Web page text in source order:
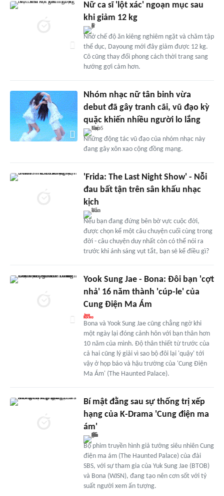
Nữ ca sĩ 'lột xác' ngoạn mục sau
khi giảm 12 kg
Nhờ chế độ ăn kiêng nghiêm ngặt và chăm tập
thể dục, Dayoung mới đây giảm được 12 kg.
Cô cũng thay đổi phong cách thời trang sang
hướng gợi cảm hơn.
Nhóm nhạc nữ tân binh vừa
debut đã gây tranh cãi, vũ đạo kỳ
quặc khiến nhiều người lo lắng
Những động tác vũ đạo của nhóm nhạc này
đang gây xôn xao cộng đồng mạng.
'Frida: The Last Night Show' - Nỗi
đau bất tận trên sân khấu nhạc
kịch
Nếu bạn đang đứng bên bờ vực cuộc đời,
được chọn kể một câu chuyện cuối cùng trong
đời - câu chuyện duy nhất còn có thể nói ra
trước khi ánh sáng vụt tắt, bạn sẽ kể điều gì?
Yook Sung Jae - Bona: Đôi bạn 'cợt
nhả' 16 năm thành 'cúp-le' của
Cung Điện Ma Ám
Bona và Yook Sung Jae cũng chẳng ngờ khi
một ngày lại đóng cảnh hôn với bạn thân hơn
10 năm của mình. Độ thân thiết từ trước của
cả hai cũng lý giải vì sao bộ đôi lại 'quậy' tới
vậy ở họp báo và hậu trường của 'Cung Điện
Ma Ám' (The Haunted Palace).
Bí mật đằng sau sự thống trị xếp
hạng của K-Drama 'Cung điện ma
ám'
Bộ phim truyền hình giả tưởng siêu nhiên Cung
điện ma ám (The Haunted Palace) của đài
SBS, với sự tham gia của Yuk Sung Jae (BTOB)
và Bona (WJSN), đang tạo nên cơn sốt với tỷ
suất người xem ấn tượng.